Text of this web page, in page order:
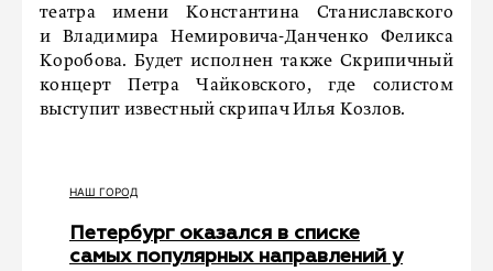
театра имени Константина Станиславского
и Владимира Немировича-Данченко Феликса
Коробова. Будет исполнен также Скрипичный
концерт Петра Чайковского, где солистом
выступит известный скрипач Илья Козлов.
НАШ ГОРОД
Петербург оказался в списке
самых популярных направлений у